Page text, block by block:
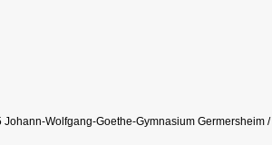
Johann-Wolfgang-Goethe-Gymnasium Germersheim /